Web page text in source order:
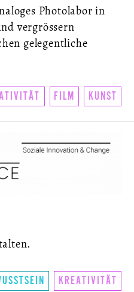
Photolabor in
vergrössern
gelegentliche
FILM KUNST
KREATIVITÄT